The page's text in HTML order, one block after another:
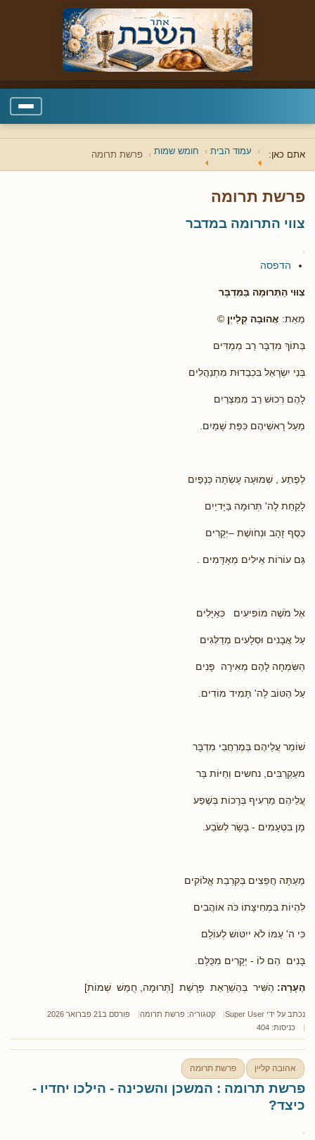
אתם כאן: עמוד הבית חומש שמות פרשת תרומה
פרשת תרומה
צווי התרומה במדבר
הדפסה
צִוּוּי הַתְּרוּמָה בַּמִּדְבָּר
מֵאֵת: אֲהוּבָה קְלַייְן ©
בְּתוֹךְ מִדְבָּר רַב מְמַדִּים
בְּנֵי יִשְׂרָאֵל בִּכְבֵדוּת מִתְנַהֲלִים
לָהֶם רְכוּשׁ רַב מִמִּצְרַיִם
מֵעַל רָאשֵׁיהֶם כִּפַּת שָׁמַיִם.
לְפֶתַע , שְׁמוּעָה עָשְׂתָה כְּנָפַיִם
לָקַחַת לָה' תְּרוּמָה בַּיָּדיַיִם
כֶּסֶף זָהָב וּנְחֹושֶׁת –יְקָרִים
גַּם עוֹרוֹת אֵילִים מְאָדָּמִים .
אֶל מֹשֶׁה מוֹפִיעִים כְּאַיָּלִים
עַל אֲבָנִים וּסְלָעִים מְדַלְּגִים
הַשִּׂמְחָה לָהֶם מְאִירָה פָּנִים
עַל הַטּוֹב לָה' תָּמִיד מוֹדִים.
שׁוֹמֵר עֲלֵיהֶם בְּמֶרְחֲבֵי מִדְבָּר
מעַקְרַבִּים, נחשים וְחַיּוֹת בַּר
עֲלֵיהֶם מַרְעִיף בְּרָכוֹת בְּשֶׁפַע
מָן בִּטְעָמִים - בָּשָׂר לְשֹׂבַע.
מֵעַתָּה חֲפֵצִים בְּקִרְבַת אֱלוֹקִים
לִהְיוֹת בִּמְחִיצָּתוֹ כֹּה אוֹהֲבִים
כִּי ה' עַמּוֹ לֹא ייִטֹּושׁ לְעוֹלָם
בָּנִים הֵם לוֹ - יְקָרִים מִכֻּלָּם.
הֶעָרָה: הַשִּׁיר בְּהַשְׁרָאַת פָּרָשַׁת [תְּרוּמָה, חֻמַּשׁ שְׁמוֹת]
נכתב על ידי Super User קטגוריה: פרשת תרומה
פורסם ב21 פברואר 2026
כניסות: 404
אהובה קליין פרשת תרומה
פרשת תרומה : המשכן והשכינה - הילכו יחדיו -
כיצד?